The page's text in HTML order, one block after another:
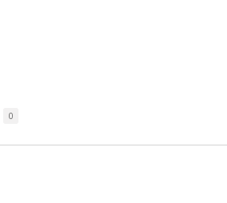
0